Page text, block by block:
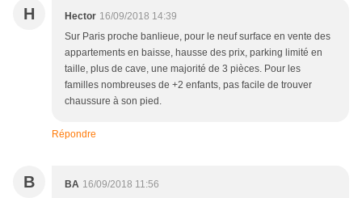
H Hector 16/09/2018 14:39
Sur Paris proche banlieue, pour le neuf surface en vente des
appartements en baisse, hausse des prix, parking limité en
taille, plus de cave, une majorité de 3 pièces. Pour les
familles nombreuses de +2 enfants, pas facile de trouver
chaussure à son pied.
Répondre
B BA 16/09/2018 11:56